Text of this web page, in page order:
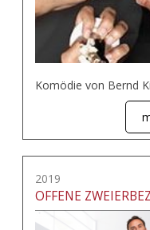
Komödie von Bernd
2019
OFFENE